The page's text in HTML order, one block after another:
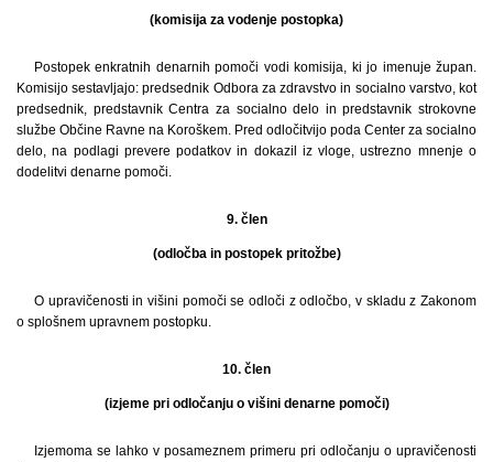
(komisija za vodenje postopka)
Postopek enkratnih denarnih pomoči vodi komisija, ki jo imenuje župan.
Komisijo sestavljajo: predsednik Odbora za zdravstvo in socialno varstvo, kot
predsednik, predstavnik Centra za socialno delo in predstavnik strokovne
službe Občine Ravne na Koroškem. Pred odločitvijo poda Center za socialno
delo, na podlagi prevere podatkov in dokazil iz vloge, ustrezno mnenje o
dodelitvi denarne pomoči.
9. člen
(odločba in postopek pritožbe)
O upravičenosti in višini pomoči se odloči z odločbo, v skladu z Zakonom
o splošnem upravnem postopku.
10. člen
(izjeme pri odločanju o višini denarne pomoči)
Izjemoma se lahko v posameznem primeru pri odločanju o upravičenosti